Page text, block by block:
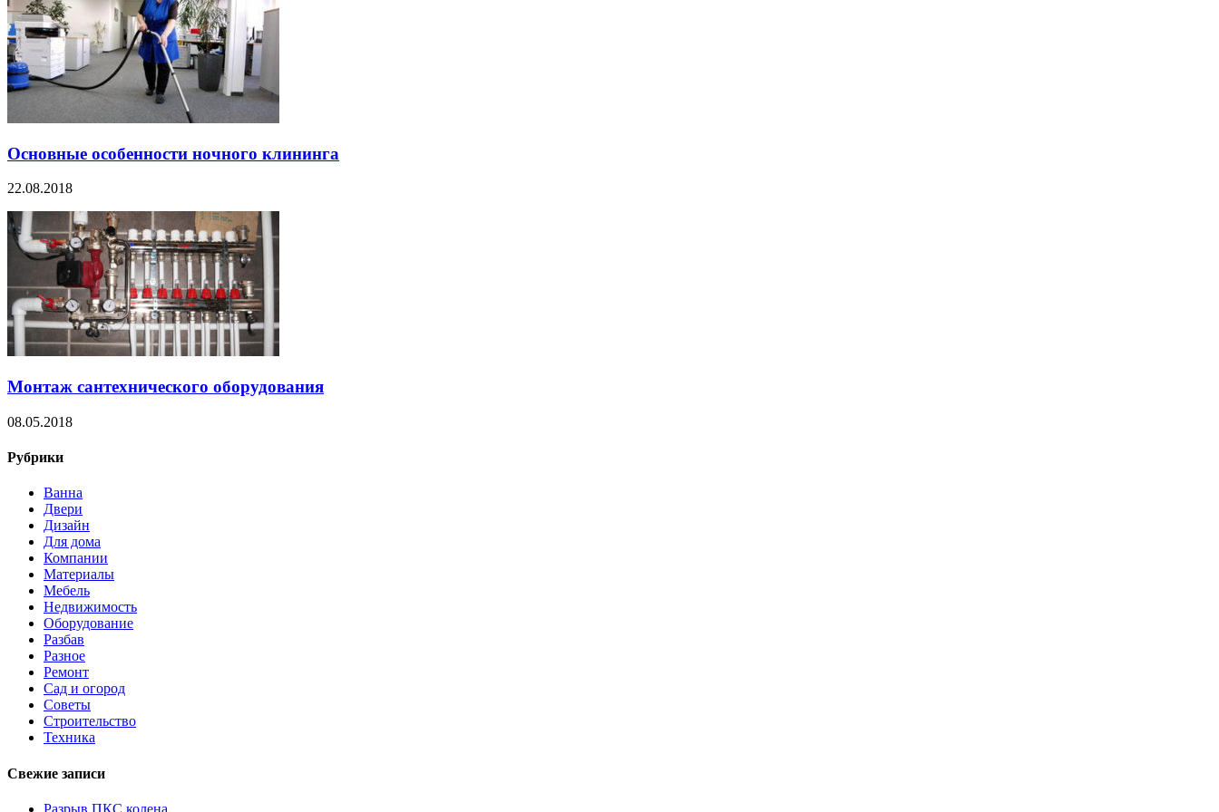
Основные особенности ночного клининга
22.08.2018
Монтаж сантехнического оборудования
08.05.2018
Рубрики
Ванна
Двери
Дизайн
Для дома
Компании
Материалы
Мебель
Недвижимость
Оборудование
Разбав
Разное
Ремонт
Сад и огород
Советы
Строительство
Техника
Свежие записи
Разрыв ПКС колена